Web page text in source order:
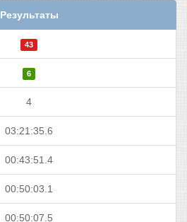
Результаты
43
6
4
03:21:35.6
00:43:51.4
00:50:03.1
00:50:07.5